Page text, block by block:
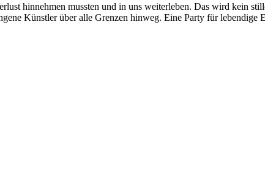
hinnehmen mussten und in uns weiterleben. Das wird kein
Künstler über alle Grenzen hinweg. Eine Party für lebendige